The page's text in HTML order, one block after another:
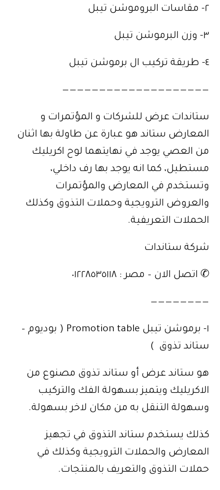
٢- مقاسات البروموشن تيبل
٣- وزن البرموشن تيبل
٤- طريقة تركيب ال برموشن تيبل
————————————————————
ستاندات عرض للشركات و المؤتمرات و
المعارض ستاند هو عبارة عن طاولة بها اثنان
من العصي يوجد في نهايتهما لوح اكريليك
مستطيل، كما انه يوجد بها رف داخلي،
وتستخدم في المعارض والمؤتمرات
والعروض الترويجية وحملات التذوق وكذلك
الحملات التعريفية.
شركة ستاندات
✆ اتصل الان – مصر : ٠١٢٢٨٥٣٥١١٨
————————
١- برموشن تيبل Promotion table ( بوديوم –
ستاند تذوق ‬‎ )
هو ستاند عرض أو ستاند تذوق مصنوع من
الاكريليك ويتميز بسهولة الفك والتركيب
وسهولة التنقل به من مكان لاخر بسهولة.
كذلك يستخدم ستاند التذوق في تجهيز
المعارض والحملات الترويجية وكذلك في
حملات التذوق والتعريف بالمنتجات.